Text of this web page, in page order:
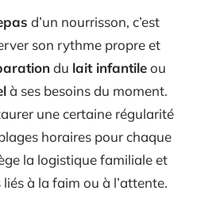
d’un nourrisson, c’est
son rythme propre et
du lait infantileou
à ses besoins du moment.
une certaine régularité
horaires pour chaque
la logistique familiale et
à la faim ou à l’attente.